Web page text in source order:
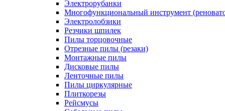
Электрорубанки
Многофункциональный инструмент
Электролобзики
Резчики шпилек
Пилы торцовочные
Отрезные пилы (резаки)
Монтажные пилы
Дисковые пилы
Ленточные пилы
Пилы циркулярные
Плиткорезы
Рейсмусы